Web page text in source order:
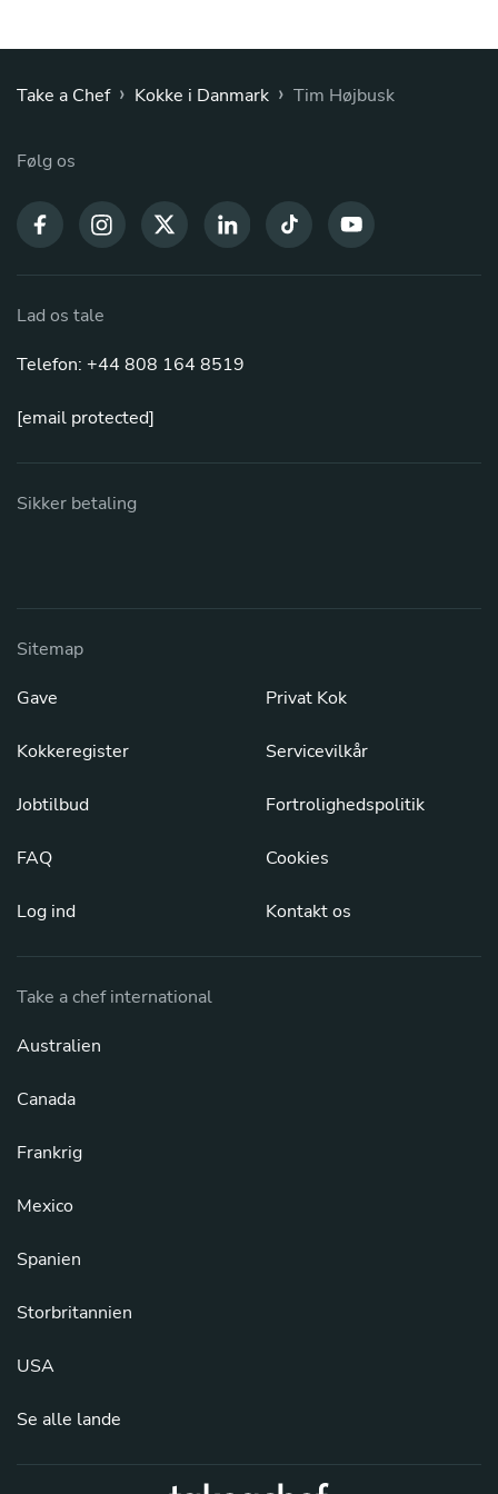
Take a Chef › Kokke i Danmark › Tim Højbusk
Følg os
Lad os tale
Telefon: +44 808 164 8519
[email protected]
Sikker betaling
Sitemap
Gave
Kokkeregister
Jobtilbud
FAQ
Log ind
Privat Kok
Servicevilkår
Fortrolighedspolitik
Cookies
Kontakt os
Take a chef international
Australien
Canada
Frankrig
Mexico
Spanien
Storbritannien
USA
Se alle lande